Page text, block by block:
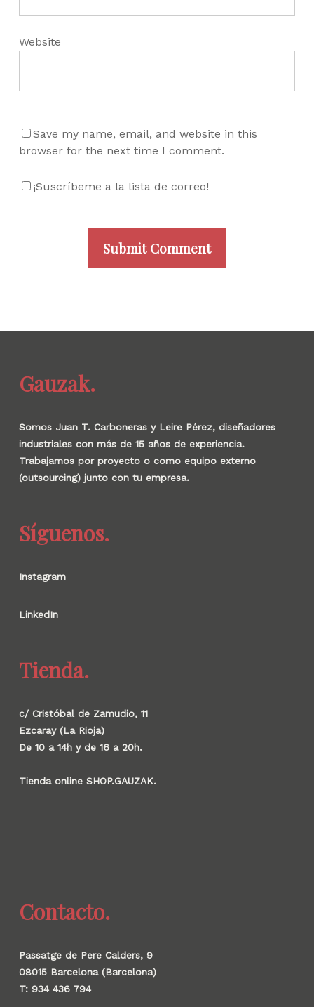
Website
Save my name, email, and website in this
browser for the next time I comment.
¡Suscríbeme a la lista de correo!
Gauzak.
Somos Juan T. Carboneras y Leire Pérez, diseñadores
industriales con más de 15 años de experiencia.
Trabajamos por proyecto o como equipo externo
(outsourcing) junto con tu empresa.
Síguenos.
Instagram
LinkedIn
Tienda.
c/ Cristóbal de Zamudio, 11
Ezcaray (La Rioja)
De 10 a 14h y de 16 a 20h.
Tienda online SHOP.GAUZAK.
Contacto.
Passatge de Pere Calders, 9
08015 Barcelona (Barcelona)
T: 934 436 794